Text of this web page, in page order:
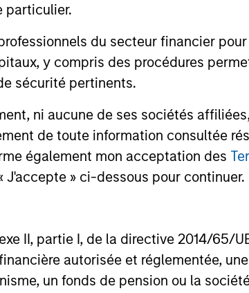
particulier.
du secteur financier pour
y compris des procédures
sécurité pertinents.
ni aucune de ses sociétés
de toute information consultée
également mon acceptation des
» ci-dessous pour continuer.
II, partie I, de la directive 2014/65/UE
autorisée et réglementée,
un fonds de pension ou la
et un investisseur peut ne pas récupérer le
mentionnées. Les performances sont
d’autres classes d’actions sont
au fonds avant de prendre une décision
de la valeur d'un investissement peut
d’un actif sous-jacent donné tel qu’un
gamme Morgan Stanley Investment Funds.
ne sont pas disponibles pour les personnes
gérés (incluant les fonds communs de
et les comptes séparés) disposant d’un